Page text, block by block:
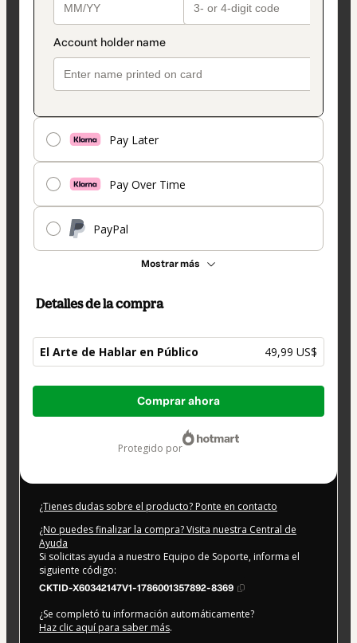
Pay Later
Pay Over Time
PayPal
Mostrar más
Detalles de la compra
El Arte de Hablar en Público 49,99 US$
Total
Comprar ahora
protegido por
¿Tienes dudas sobre el producto? Ponte en contacto
¿No puedes finalizar la compra? Visita nuestra Central de
Ayuda
Si solicitas ayuda a nuestro Equipo de Soporte, informa el
siguiente código:
CKTID-X60342147V1-1786001357892-8369
¿Se completó tu información automáticamente?
Haz clic aquí para saber más.